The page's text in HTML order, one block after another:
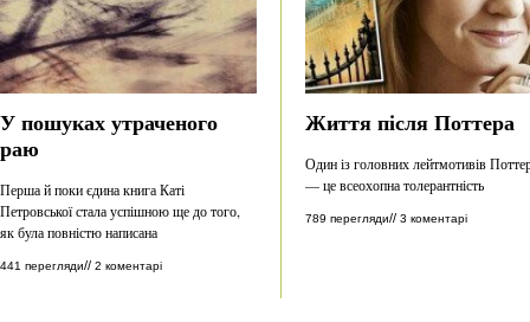
У пошуках утраченого
раю
Перша й поки єдина книга Каті
Петровської стала успішною ще до того,
як була повністю написана
441 перегляди// 2 коментарі
Життя після Поттера
Один із головних лейтмотивів
— це всеохопна толерантність
789 перегляди// 3 коментарі